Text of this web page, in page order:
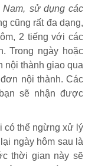
sử dụng các
cũng rất đa dạng,
2 tiếng với các
Trong ngày hoặc
nội thành giao qua
nội thành. Các
sẽ nhận được
có thể ngừng xử lý
ngày hôm sau là
thời gian này sẽ